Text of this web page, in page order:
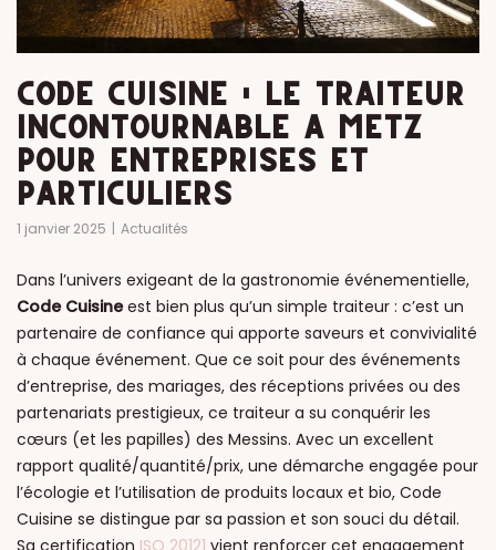
CODE CUISINE : LE TRAITEUR
INCONTOURNABLE À METZ
POUR ENTREPRISES ET
PARTICULIERS
1 janvier 2025 Actualités
Dans l’univers exigeant de la gastronomie événementielle,
Code Cuisineest bien plus qu’un simple traiteur : c’est un
partenaire de confiance qui apporte saveurs et convivialité
à chaque événement. Que ce soit pour des événements
d’entreprise, des mariages, des réceptions privées ou des
partenariats prestigieux, ce traiteur a su conquérir les
cœurs (et les papilles) des Messins. Avec un excellent
rapport qualité/quantité/prix, une démarche engagée pour
l’écologie et l’utilisation de produits locaux et bio, Code
Cuisine se distingue par sa passion et son souci du détail.
Sa certification ISO 20121 vient renforcer cet engagement